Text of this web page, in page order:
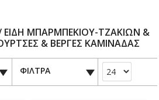
ΕΙΔΗ ΜΠΑΡΜΠΕΚΙΟΥ-ΤΖΑΚΙΩΝ &
& ΒΕΡΓΕΣ ΚΑΜΙΝΑΔΑΣ
ΦΙΛΤΡΑ